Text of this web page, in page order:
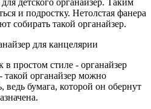
и подростку. Нетолстая фанера
собирать такой органайзер.
простом стиле - органайзер
такой органайзер можно
ведь бумага, которой он обернут